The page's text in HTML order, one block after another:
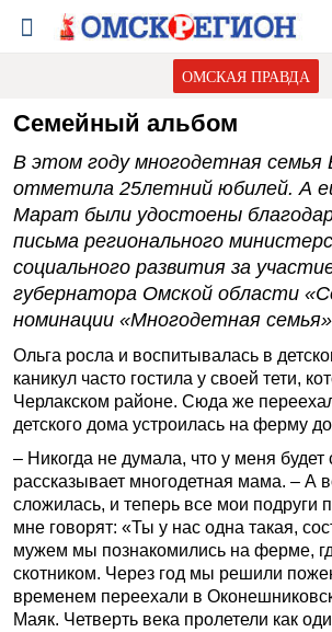
ОМСКАЯ ПРАВДА
Семейный альбом
В этом году многодетная семья
отметила 25­летний юбилей. А
Марат были удостоены
письма регионального
социального развития за
губернатора Омской области
номинации «Многодетная
Ольга росла и воспитывалась в
каникул часто гостила у своей тети,
Черлакском районе. Сюда же
детского дома устроилась на ферму
– Никогда не думала, что у меня будет
рассказывает многодетная мама. – А
сложилась, и теперь все мои подруги
мне говорят: «Ты у нас одна такая,
мужем мы познакомились на ферме,
скотником. Через год мы решили
временем переехали в
Маяк. Четверть века пролетели как